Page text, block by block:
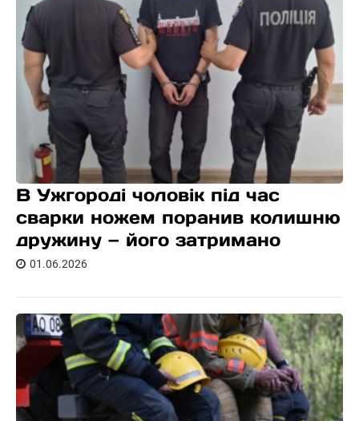
В Ужгороді чоловік під час
сварки ножем поранив колишню
дружину — його затримано
01.06.2026